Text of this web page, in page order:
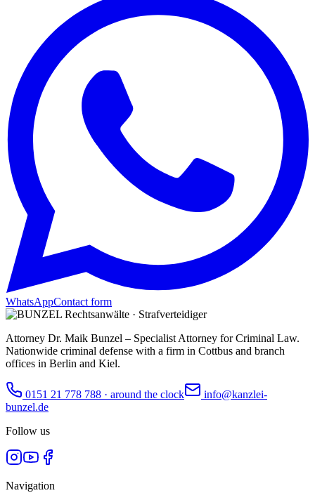
WhatsAppContact form
Attorney Dr. Maik Bunzel – Specialist Attorney for Criminal Law.
Nationwide criminal defense with a firm in Cottbus and branch
offices in Berlin and Kiel.
0151 21 778 788 · around the clock
info@kanzlei-
bunzel.de
Follow us
Navigation